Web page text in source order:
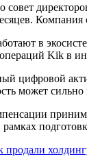
совет
Компания
в
Kik в
цифровой
может сильно
продали